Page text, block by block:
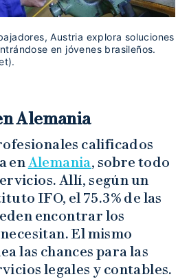
Austria explora soluciones
en jóvenes brasileños.
Alemania
calificados
enAlemania, sobre todo
Allí, según un
IFO, el 75.3% de las
encontrar los
El mismo
las chances para las
legales y contables.